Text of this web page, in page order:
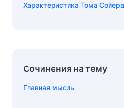
Характеристика Тома Сойера
Сочинения на тему
Главная мысль